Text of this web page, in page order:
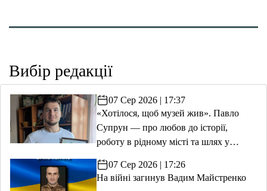
Вибір редакції
07 Сер 2026 | 17:37
«Хотілося, щоб музей жив». Павло
Супрун — про любов до історії,
роботу в рідному місті та шлях у
07 Сер 2026 | 17:26
На війні загинув Вадим Майстренко